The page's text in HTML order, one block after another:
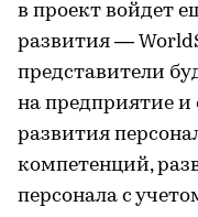
в проект войдет
развития —
представители
на предприятие
развития
компетенций,
персонала с